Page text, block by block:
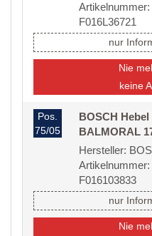
F016L36721
nur
Nie
keine
Pos.
75/05
BOSCH
BALMORAL
Hersteller:
F016103833
nur
Nie